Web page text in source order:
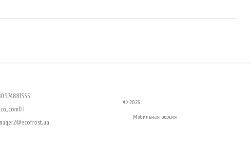
© 2026
Мобильная версия